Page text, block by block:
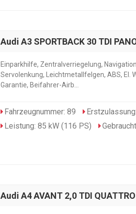
Audi A3 SPORTBACK 30 TDI
Einparkhilfe, Zentralverriegelung,
Servolenkung, Leichtmetallfelgen, ABS, El.
Garantie, Beifahrer-Airb...
Fahrzeugnummer: 89
Leistung: 85 kW (116 PS)
Audi A4 AVANT 2,0 TDI